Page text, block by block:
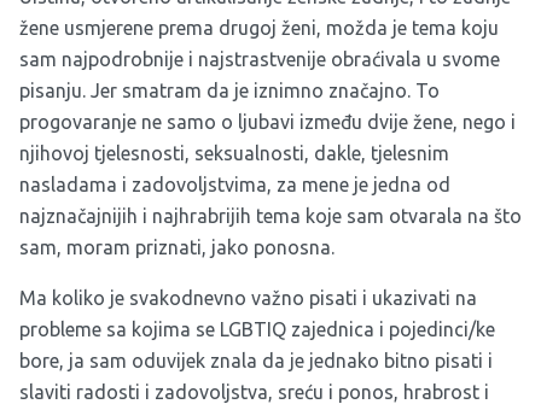
žene usmjerene prema drugoj ženi, možda je tema koju
sam najpodrobnije i najstrastvenije obraćivala u svome
pisanju. Jer smatram da je iznimno značajno. To
progovaranje ne samo o ljubavi između dvije žene, nego i
njihovoj tjelesnosti, seksualnosti, dakle, tjelesnim
nasladama i zadovoljstvima, za mene je jedna od
najznačajnijih i najhrabrijih tema koje sam otvarala na što
sam, moram priznati, jako ponosna.
Ma koliko je svakodnevno važno pisati i ukazivati na
probleme sa kojima se LGBTIQ zajednica i pojedinci/ke
bore, ja sam oduvijek znala da je jednako bitno pisati i
slaviti radosti i zadovoljstva, sreću i ponos, hrabrost i